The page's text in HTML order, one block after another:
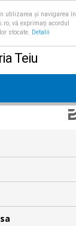
utilizarea și navigarea în
vă exprimați acordul
stocate.
Detalii
Teiu